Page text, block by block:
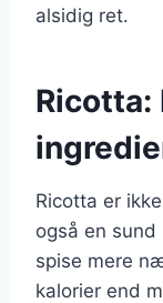
alsidig ret.
Ricotta:
Ricotta er
også en
spise mere
kalorier end